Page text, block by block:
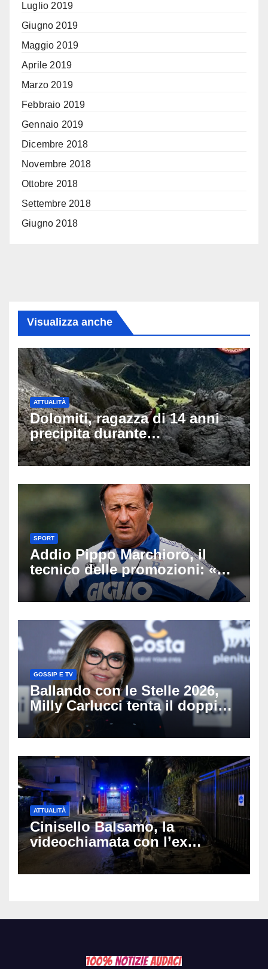
Luglio 2019
Giugno 2019
Maggio 2019
Aprile 2019
Marzo 2019
Febbraio 2019
Gennaio 2019
Dicembre 2018
Novembre 2018
Ottobre 2018
Settembre 2018
Giugno 2018
Visualizza anche
ATTUALITÀ
Dolomiti, ragazza di 14 anni
precipita durante
un’escursione: tragedia sul
Latemar davanti alla famiglia
SPORT
Addio Pippo Marchioro, il
tecnico delle promozioni: «Ha
scritto pagine indimenticabili
del nostro calcio»
GOSSIP E TV
Ballando con le Stelle 2026,
Milly Carlucci tenta il doppio
colpo: tra i papabili Ornella
Muti e Monica Guerritore
ATTUALITÀ
Cinisello Balsamo, la
videochiamata con l’ex
fidanzata e il dramma: 35enne
lotta tra la vita e la morte